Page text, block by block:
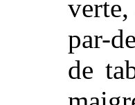
par-
de